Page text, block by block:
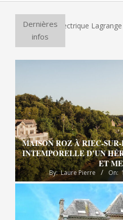
Dernières
infos
à pizza électrique Lagrange :
MAISON ROZ À RIEC-
INTEMPORELLE D’UN
ET
By: Laure Pierre On: